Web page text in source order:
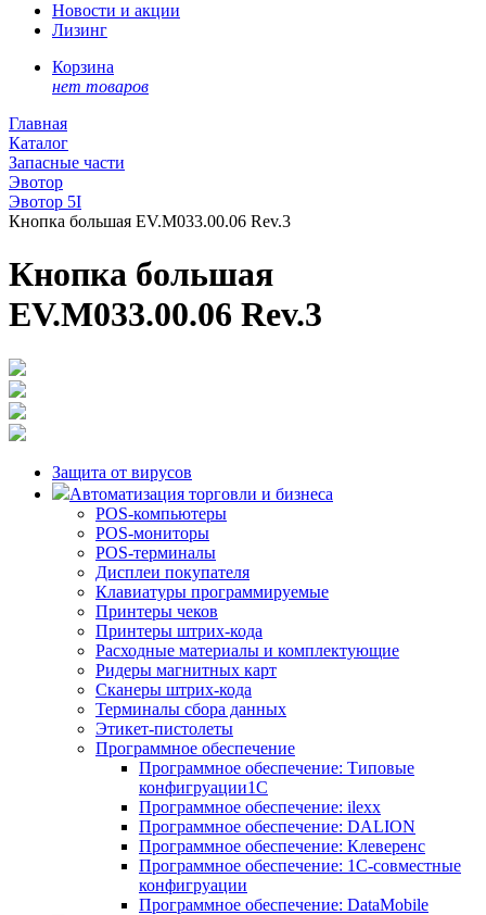
Новости и акции
Лизинг
Корзина
нет товаров
Главная
Каталог
Запасные части
Эвотор
Эвотор 5I
Кнопка большая EV.M033.00.06 Rev.3
Кнопка большая
EV.M033.00.06 Rev.3
Защита от вирусов
Автоматизация торговли и бизнеса
POS-компьютеры
POS-мониторы
POS-терминалы
Дисплеи покупателя
Клавиатуры программируемые
Принтеры чеков
Принтеры штрих-кода
Расходные материалы и комплектующие
Ридеры магнитных карт
Сканеры штрих-кода
Терминалы сбора данных
Этикет-пистолеты
Программное обеспечение
Программное обеспечение: Типовые
конфигруации1С
Программное обеспечение: ilexx
Программное обеспечение: DALION
Программное обеспечение: Клеверенс
Программное обеспечение: 1С-совместные
конфигруации
Программное обеспечение: DataMobile